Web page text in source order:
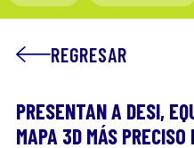
REGRESAR
PRESENTAN A DESI,
MAPA 3D MÁS PRECISO